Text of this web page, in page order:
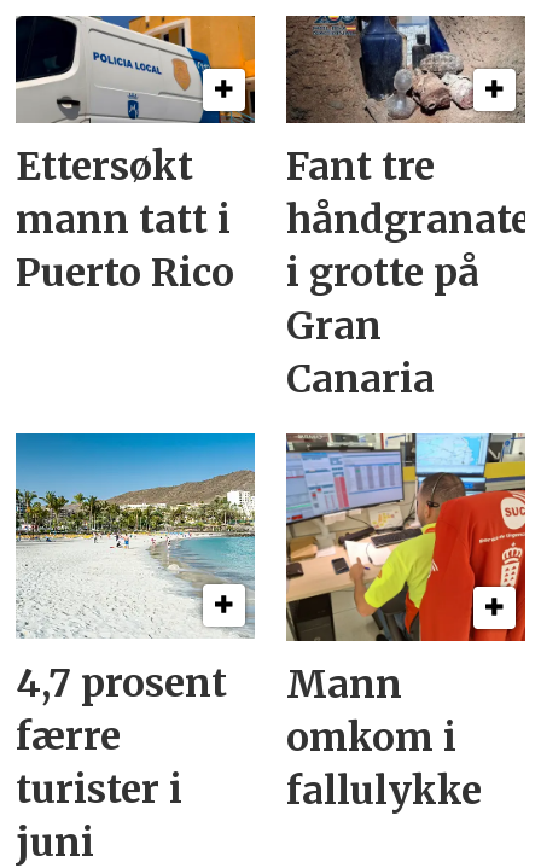
Ettersøkt
mann tatt i
Puerto Rico
Fant tre
i grotte på
Gran
Canaria
4,7 prosent
færre
turister i
juni
Mann
omkom i
fallulykke